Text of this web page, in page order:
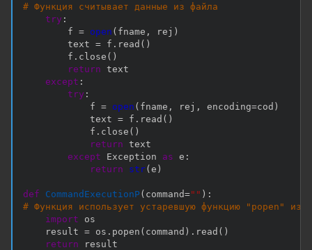
# Функция считывает данные из файла
try :
        f
= open ( fname , rej )
        text
= f . read ( )
        f
. close ( )
return text
except :
try :
            f
= open ( fname , rej , encoding=cod )
            text
= f . read ( )
            f
. close ( )
return text
except Exception as e :
return
str( e )
def CommandExecutionP ( command="" ) :
# Функция использует устаревшую функцию "popen"
import os
    result
= os . popen ( command ) . read ( )
return result